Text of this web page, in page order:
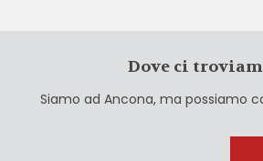
Dove ci
Siamo ad Ancona, ma possiamo